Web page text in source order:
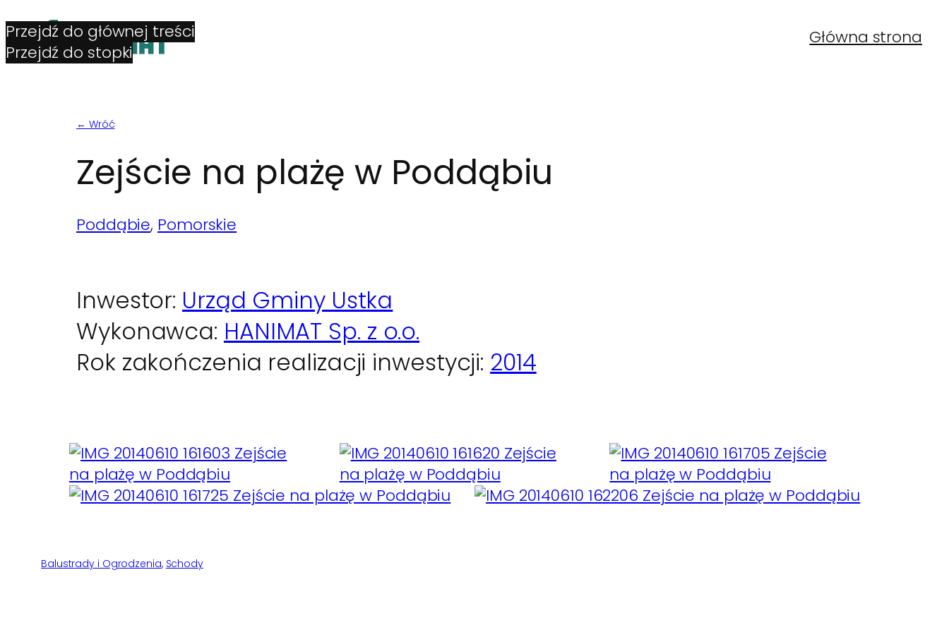
Przejdź do głównej treści
Przejdź do stopki
Główna strona
← Wróć
Zejście na plażę w Poddąbiu
Poddąbie, Pomorskie
Inwestor: Urząd Gminy Ustka
Wykonawca: HANIMAT Sp. z o.o.
Rok zakończenia realizacji inwestycji: 2014
Balustrady i Ogrodzenia, Schody